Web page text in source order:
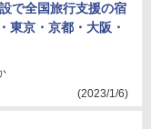
で全国旅行支援の宿
東京・京都・大阪・
(2023/1/6)